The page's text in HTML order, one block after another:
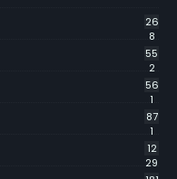
26
8
55
2
56
1
87
1
12
29